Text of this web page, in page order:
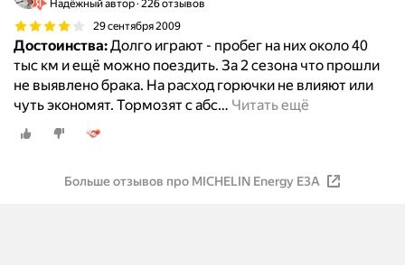
Надёжный автор 226 отзывов
29 сентября 2009
Достоинства:Долго играют - пробег на них около 40
тыс км и ещё можно поездить. За 2 сезона что прошли
не выявлено брака. На расход горючки не влияют или
чуть экономят. Тормозят с абс… Читать ещё
Больше отзывов про MICHELIN Energy E3A